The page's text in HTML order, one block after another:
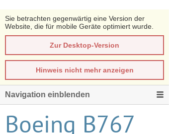
Sie betrachten gegenwärtig eine Version der
Website, die für mobile Geräte optimiert wurde.
Zur Desktop-Version
Hinweis nicht mehr anzeigen
Navigation einblenden
Boeing B767